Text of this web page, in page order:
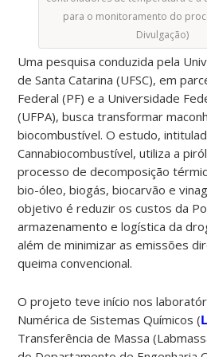
para o monitoramento do
Divulgação)
Uma pesquisa conduzida pela
de Santa Catarina (UFSC), em
Federal (PF) e a Universidade
(UFPA), busca transformar
biocombustível. O estudo,
Cannabiocombustível, utiliza a
processo de decomposição
bio-óleo, biogás, biocarvão e
objetivo é reduzir os custos da
armazenamento e logística da
além de minimizar as emissões
queima convencional.
O projeto teve início nos
Numérica de Sistemas Químicos (
Transferência de Massa